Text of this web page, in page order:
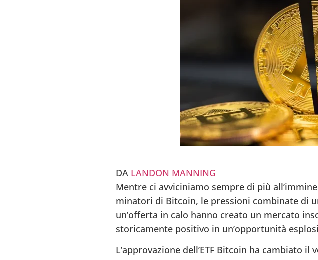
DALANDON MANNING
Mentre ci avviciniamo sempre di più
minatori di Bitcoin, le pressioni combinate di
un’offerta in calo hanno creato un mercato
storicamente positivo in un’opportunità
L’approvazione dell’ETF Bitcoin ha cambiato